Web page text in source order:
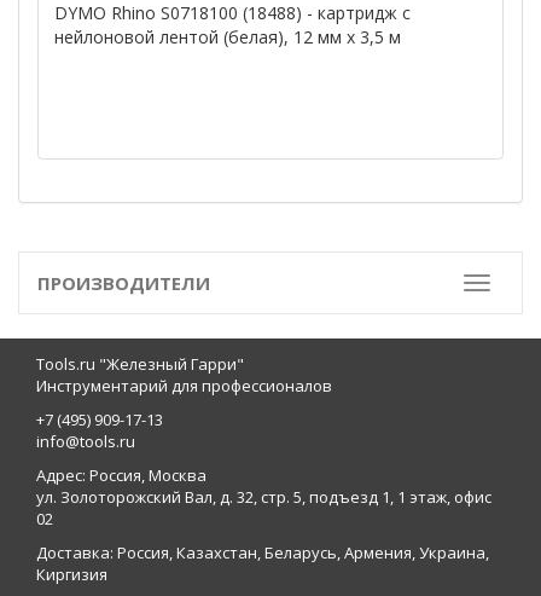
DYMO Rhino S0718100 (18488) - картридж с
нейлоновой лентой (белая), 12 мм x 3,5 м
Toggle
ПРОИЗВОДИТЕЛИ
Tools.ru "Железный Гарри"
Инструментарий для профессионалов
+7 (495) 909-17-13
info@tools.ru
Адрес: Россия, Москва
ул. Золоторожский Вал, д. 32, стр. 5, подъезд 1, 1 этаж, офис
02
Доставка: Россия, Казахстан, Беларусь, Армения, Украина,
Киргизия